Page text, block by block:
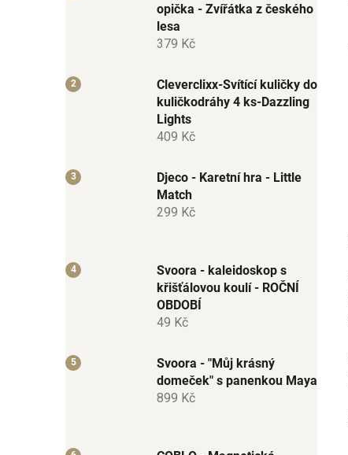
opička - Zvířátka z českého
lesa
379 Kč
Cleverclixx-Svítící kuličky do
kuličkodráhy 4 ks-Dazzling
Lights
409 Kč
Djeco - Karetní hra - Little
Match
299 Kč
Svoora - kaleidoskop s
křišťálovou koulí - ROČNÍ
OBDOBÍ
49 Kč
Svoora - "Můj krásný
domeček" s panenkou Maya
899 Kč